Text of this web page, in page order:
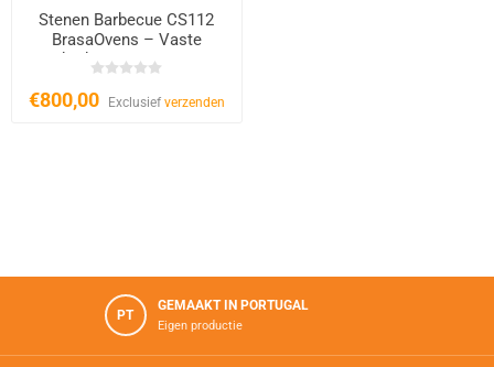
Stenen Barbecue CS112
BrasaOvens – Vaste
Tuinbarbecue voor Hout &
€800,00 Exclusief verzenden
PT
GEMAAKT IN PORTUGAL
Eigen productie